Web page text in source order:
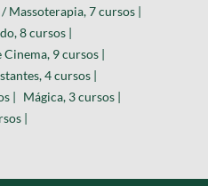
/ Massoterapia, 7 cursos |
8 cursos |
Cinema, 9 cursos |
4 cursos |
| Mágica, 3 cursos |
|